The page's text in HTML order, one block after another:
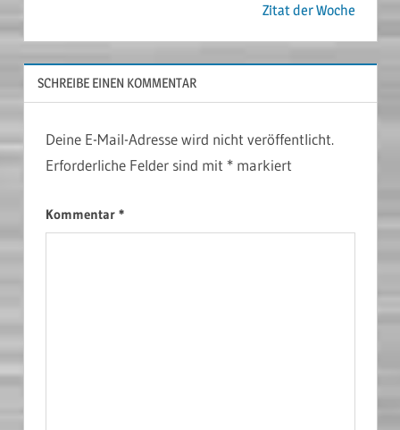
Zitat der Woche
SCHREIBE EINEN KOMMENTAR
Deine E-Mail-Adresse wird nicht veröffentlicht.
Erforderliche Felder sind mit *markiert
Kommentar *